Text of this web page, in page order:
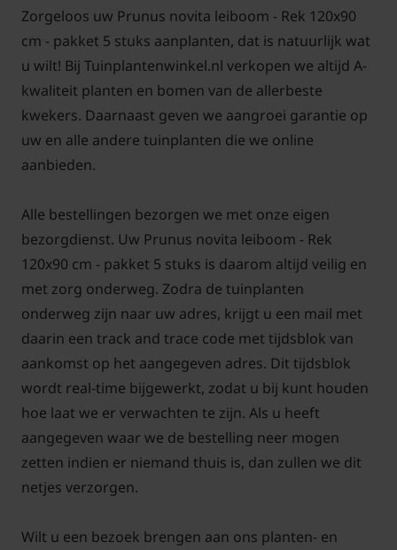
onderhouden
Het snoeien van een Lei-Laurier kan het beste in de
maanden juni en juli. Snoei bij voorkeur op een
bewolkte en koele dag. Dit voorkomt brandschade
aan het blad. Met een snoeischaar kunt u gericht
snoeien zodat er geen bladschade optreedt. We
Bomen van tuinplantenwinkel.nl kunt u jaarrond
planten. Dit kan omdat we al onze bomen in pot
leveren. Aanplanten in de herfst, winter, lente én
zomer is dus altijd mogelijk, met
aangroeigarantie!
Tuinplantenwinkel.nl vindt uhier!
Zorgeloos uw Prunus novita leiboom - Rek 120x90
cm - pakket 5 stuks aanplanten, dat is natuurlijk wat
u wilt! Bij Tuinplantenwinkel.nl verkopen we altijd A-
kwaliteit planten en bomen van de allerbeste
kwekers. Daarnaast geven we aangroei garantie op
uw en alle andere tuinplanten die we online
aanbieden.
Alle bestellingen bezorgen we met onze eigen
bezorgdienst. Uw Prunus novita leiboom - Rek
120x90 cm - pakket 5 stuks is daarom altijd veilig en
met zorg onderweg. Zodra de tuinplanten
onderweg zijn naar uw adres, krijgt u een mail met
daarin een track and trace code met tijdsblok van
aankomst op het aangegeven adres. Dit tijdsblok
wordt real-time bijgewerkt, zodat u bij kunt houden
hoe laat we er verwachten te zijn. Als u heeft
aangegeven waar we de bestelling neer mogen
zetten indien er niemand thuis is, dan zullen we dit
netjes verzorgen.
Wilt u een bezoek brengen aan ons planten- en